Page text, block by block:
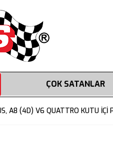
ÇOK SATANLAR
A8 (4D) V6 QUATTRO KUTU İÇİ